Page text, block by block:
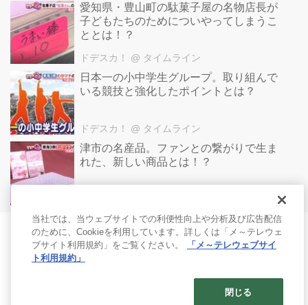
愛知県・豊山町の駄菓子屋の名物店長が
子どもたちのためについやってしまうこ
ととは！？
ドデスカ！ @ タイムライン
日本一の小中学生グループ。取り組んで
いる競技と強化したポイントとは？
ドデスカ！ @ タイムライン
津市の名産品。ファンとの繋がりで生ま
れた、新しい商品とは！？
© 2017- Nagoya Broadcasting Network All rights reserved.
当社では、当ウェブサイトでの利便性向上や分析及び広告配信
のために、Cookieを利用しています。詳しくは「メ～テレウェ
ブサイト利用規約」をご覧ください。
「メ～テレウェブサイ
ト利用規約」
閉じる